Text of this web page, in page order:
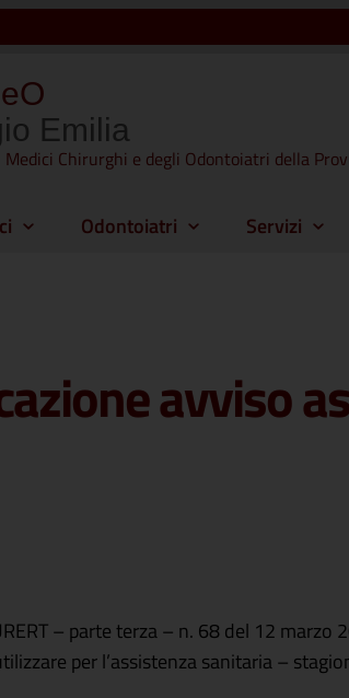
Emilia
Medici Chirurghi e degli Odontoiatri della
Odontoiatri Servizi
avviso
– parte terza – n. 68 del 12
per l’assistenza sanitaria –